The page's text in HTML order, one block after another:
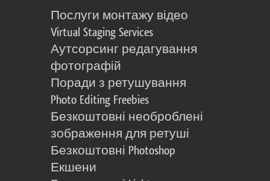
Послуги монтажу відео
Virtual Staging Services
Аутсорсинг редагування
фотографій
Поради з ретушування
Photo Editing Freebies
Безкоштовні необроблені
зображення для ретуші
Безкоштовні Photoshop
Екшени